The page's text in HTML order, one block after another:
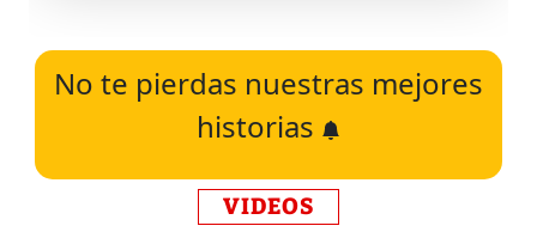
No te pierdas nuestras mejores
historias
VIDEOS